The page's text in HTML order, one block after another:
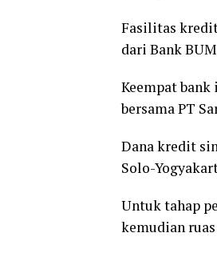
Fasilitas
dari Bank
Keempat
bersama PT
Dana kredit
Solo-
Untuk tahap
kemudian